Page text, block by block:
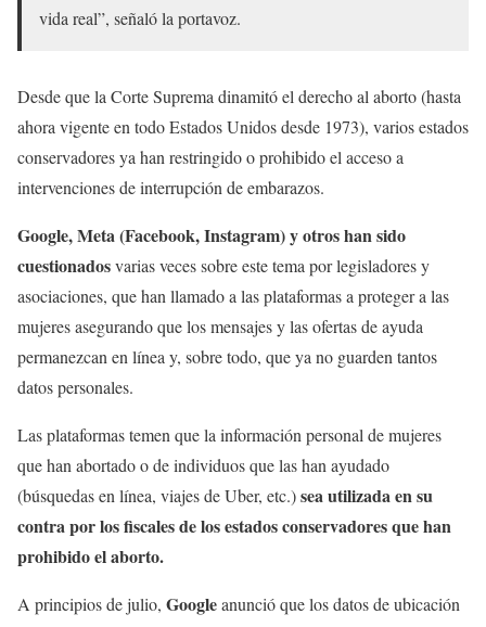
vida real”, señaló la portavoz.
Desde que la Corte Suprema dinamitó el derecho al aborto (hasta
ahora vigente en todo Estados Unidos desde 1973), varios estados
conservadores ya han restringido o prohibido el acceso a
intervenciones de interrupción de embarazos.
Google, Meta (Facebook, Instagram) y otros han sido
cuestionadosvarias veces sobre este tema por legisladores y
asociaciones, que han llamado a las plataformas a proteger a las
mujeres asegurando que los mensajes y las ofertas de ayuda
permanezcan en línea y, sobre todo, que ya no guarden tantos
datos personales.
Las plataformas temen que la información personal de mujeres
que han abortado o de individuos que las han ayudado
(búsquedas en línea, viajes de Uber, etc.)sea utilizada en su
contra por los fiscales de los estados conservadores que han
prohibido el aborto.
A principios de julio, Googleanunció que los datos de ubicación